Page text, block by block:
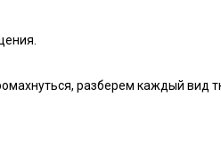
разберем каждый вид